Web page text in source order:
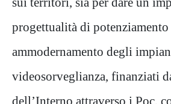
progettualità di potenziamento
ammodernamento degli
videosorveglianza, finanziati
dell’Interno attraverso i Poc,